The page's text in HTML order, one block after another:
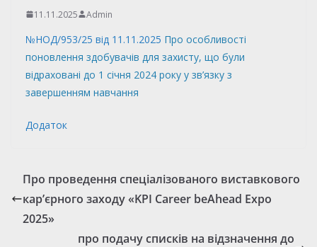
11.11.2025 Admin
№НОД/953/25 від 11.11.2025 Про особливості
поновлення здобувачів для захисту, що були
відраховані до 1 січня 2024 року у зв’язку з
завершенням навчання
Додаток
Про проведення спеціалізованого виставкового
кар’єрного заходу «KPI Career beAhead Expo
2025»
про подачу списків на відзначення до